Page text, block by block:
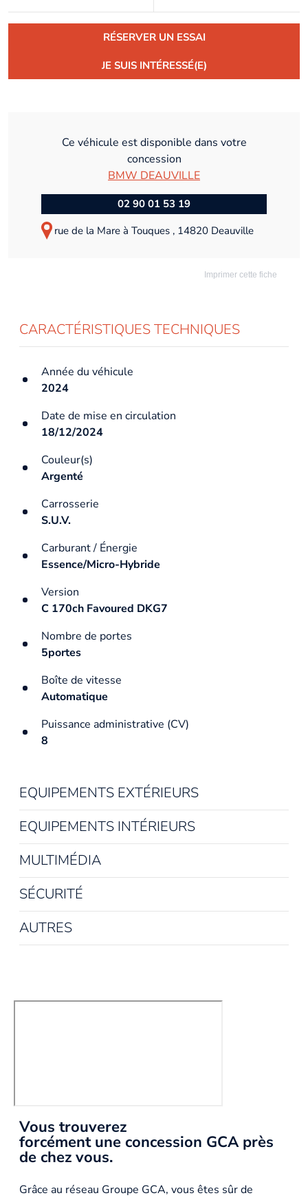
RÉSERVER UN ESSAI
JE SUIS INTÉRESSÉ(E)
Ce véhicule est disponible dans votre
concession
BMW DEAUVILLE
02 90 01 53 19
rue de la Mare à Touques , 14820 Deauville
Imprimer cette fiche
CARACTÉRISTIQUES TECHNIQUES
Année du véhicule
2024
Date de mise en circulation
18/12/2024
Couleur(s)
Argenté
Carrosserie
S.U.V.
Carburant / Énergie
Essence/Micro-Hybride
Version
C 170ch Favoured DKG7
Nombre de portes
5portes
Boîte de vitesse
Automatique
Puissance administrative (CV)
8
EQUIPEMENTS EXTÉRIEURS
EQUIPEMENTS INTÉRIEURS
MULTIMÉDIA
SÉCURITÉ
AUTRES
Vous trouverez
forcément une concession GCA près
de chez vous.
Grâce au réseau Groupe GCA, vous êtes sûr de